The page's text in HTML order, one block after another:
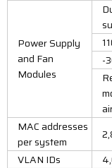
Power Supply
and Fan
Modules
-
MAC addresses
per system
VLAN IDs